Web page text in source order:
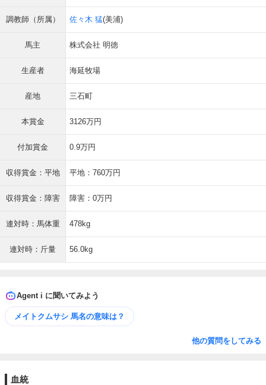
調教師（所属） 佐々木 猛(美浦)
馬主 株式会社 明徳
生産者 海延牧場
産地 三石町
本賞金 3126万円
付加賞金 0.9万円
収得賞金：平地 平地：760万円
収得賞金：障害 障害：0万円
連対時：馬体重 478kg
連対時：斤量 56.0kg
Agent i に聞いてみよう
メイトクムサシ 馬名の意味は？
他の質問をしてみる
血統